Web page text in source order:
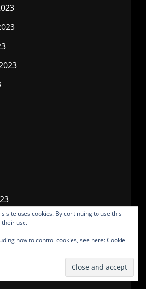
site uses cookies. By continuing to use this
their use.
how to control cookies, see here:Cookie